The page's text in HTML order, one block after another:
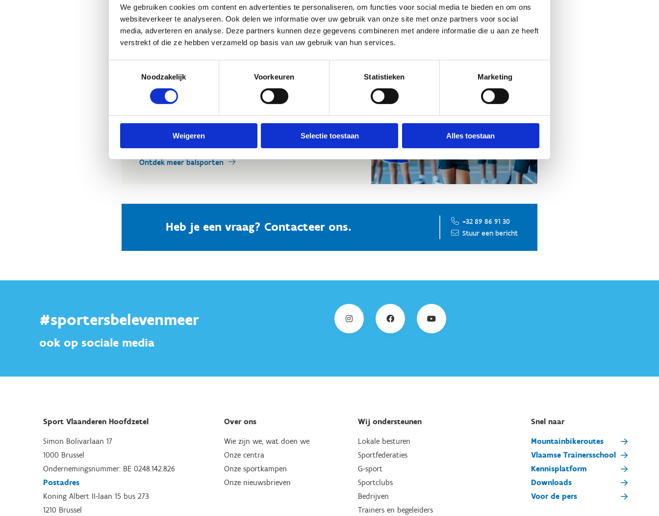
We gebruiken cookies om content en advertenties te personaliseren, om functies voor social media te bieden en om ons
websiteverkeer te analyseren. Ook delen we informatie over uw gebruik van onze site met onze partners voor social
media, adverteren en analyse. Deze partners kunnen deze gegevens combineren met andere informatie die u aan ze heeft
verstrekt of die ze hebben verzameld op basis van uw gebruik van hun services.
Noodzakelijk
Voorkeuren Statistieken Marketing
Weigeren Selectie toestaan Alles toestaan
Op sportstage in Genk
Ontdek ons sportverblijf
Verken onze balsporten
Wij bieden een breed scala aan van balsporten. Van basketbal,
handbal, hockey, korfbal, petanque, tchoukbal, voetbal tot
Ontdek meer balsporten
Heb je een vraag? Contacteer ons.
+32 89 86 91 30
Stuur een bericht
#sportersbelevenmeer
ook op sociale media
Sport Vlaanderen Hoofdzetel
Simon Bolivarlaan 17
1000 Brussel
Ondernemingsnummer: BE 0248.142.826
Postadres
Koning Albert II-laan 15 bus 273
1210 Brussel
Over ons
Wie zijn we, wat doen we
Onze centra
Onze sportkampen
Onze nieuwsbrieven
Wij ondersteunen
Lokale besturen
Sportfederaties
G-sport
Sportclubs
Bedrijven
Trainers en begeleiders
Snel naar
Mountainbikeroutes
Vlaamse Trainersschool
Kennisplatform
Downloads
Voor de pers